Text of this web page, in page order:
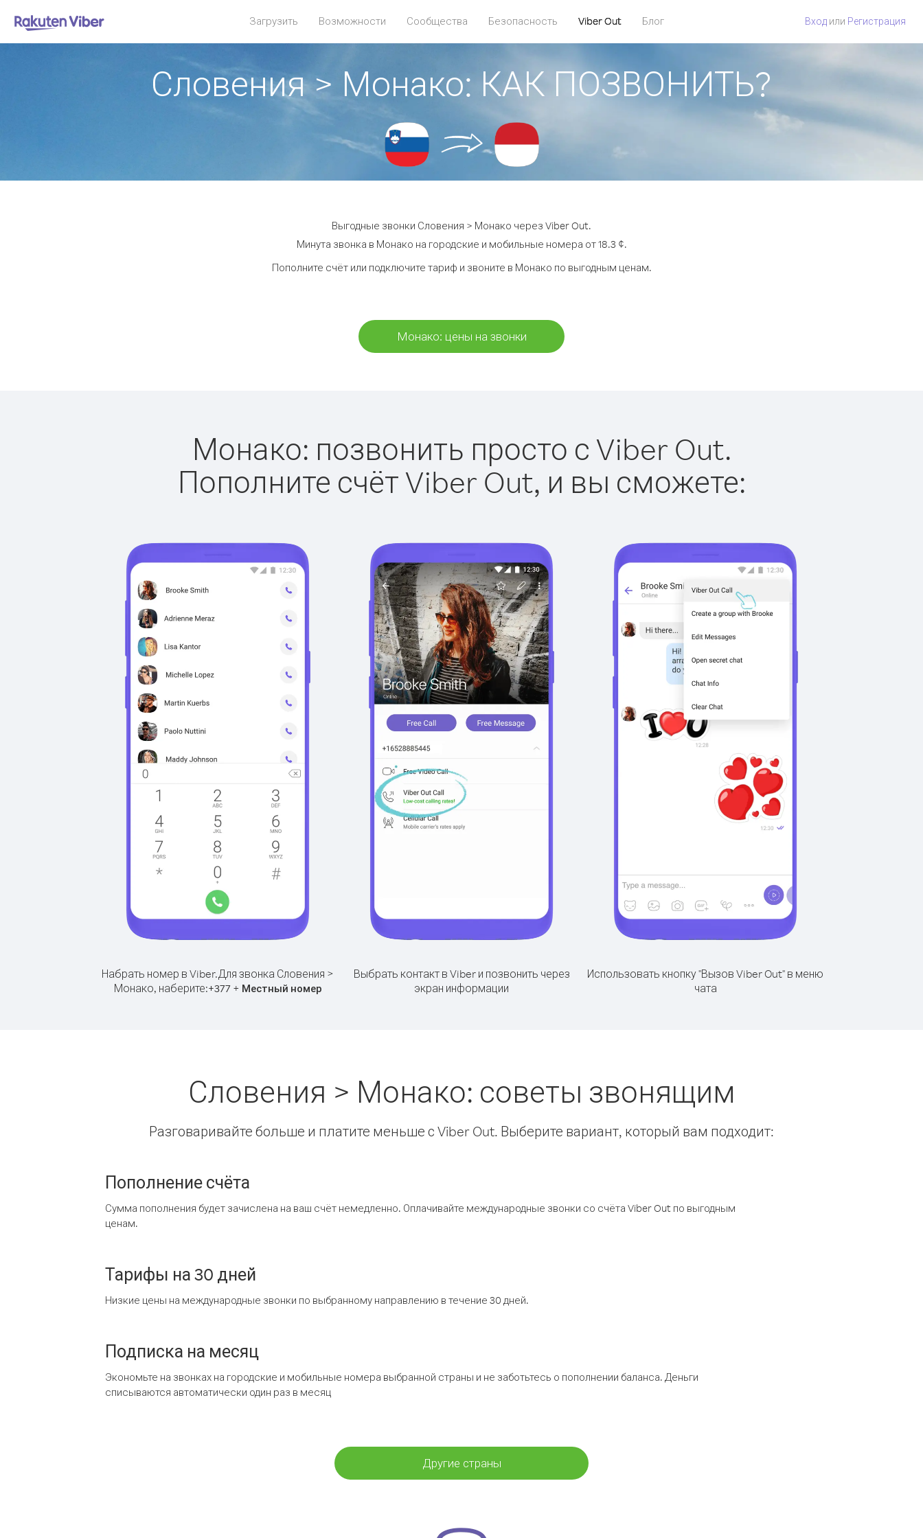
Загрузить Возможности Сообщества Безопасность Viber Out Блог Вход или Регистрация
Словения > Монако: КАК ПОЗВОНИТЬ?
Выгодные звонки Словения > Монако через Viber Out.
Минута звонка в Монако на городские и мобильные номера от 18.3 ¢.
Пополните счёт или подключите тариф и звоните в Монако по выгодным ценам.
Монако: цены на звонки
Монако: позвонить просто с Viber Out.
Пополните счёт Viber Out, и вы сможете:
Набрать номер в Viber.Для звонка Словения >
Монако, наберите:+377+ Местный номер
Выбрать контакт в Viber и позвонить через
экран информации
Использовать кнопку "Вызов Viber Out" в меню
чата
Словения > Монако: советы звонящим
Разговаривайте больше и платите меньше с Viber Out. Выберите вариант, который вам подходит:
Пополнение счёта
Сумма пополнения будет зачислена на ваш счёт немедленно. Оплачивайте международные звонки со счёта Viber Out по выгодным
ценам.
Тарифы на 30 дней
Низкие цены на международные звонки по выбранному направлению в течение 30 дней.
Подписка на месяц
Экономьте на звонках на городские и мобильные номера выбранной страны и не заботьтесь о пополнении баланса. Деньги
списываются автоматически один раз в месяц
Другие страны